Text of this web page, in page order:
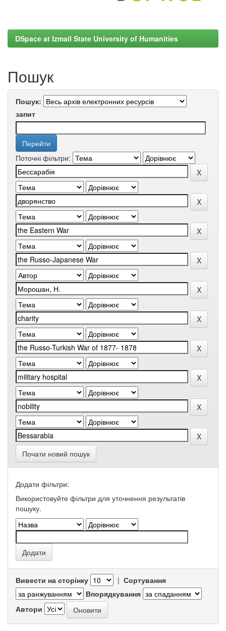
DSpace at Izmail State University of Humanities
Пошук
Пошук:
запит
Поточні фільтри:
Почати новий пошук
Додати фільтри:
Використовуйте фільтри для уточнення результатів
пошуку.
Вивести на сторінку | Сортування
Впорядкування
Автори